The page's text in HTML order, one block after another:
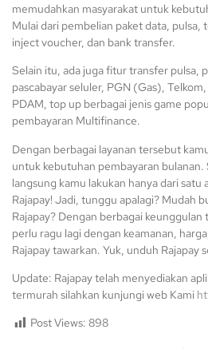
memudahkan masyarakat untuk
Mulai dari pembelian paket data,
inject voucher, dan bank transfer.
Selain itu, ada juga fitur transfer pulsa,
pascabayar seluler, PGN (Gas),
PDAM, top up berbagai jenis game
pembayaran Multifinance.
Dengan berbagai layanan tersebut
untuk kebutuhan pembayaran bulanan.
langsung kamu lakukan hanya dari satu
Rajapay! Jadi, tunggu apalagi? Mudah
Rajapay? Dengan berbagai
perlu ragu lagi dengan keamanan,
Rajapay tawarkan. Yuk, unduh Rajapay
Update: Rajapay telah menyediakan
termurah silahkan kunjungi web Kami
Post Views: 898